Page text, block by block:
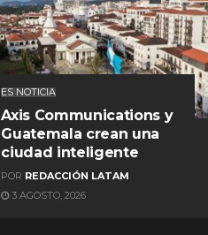
ES NOTICIA
Axis Communications y
Guatemala crean una
ciudad inteligente
POR REDACCIÓN LATAM
3 AGOSTO, 2026